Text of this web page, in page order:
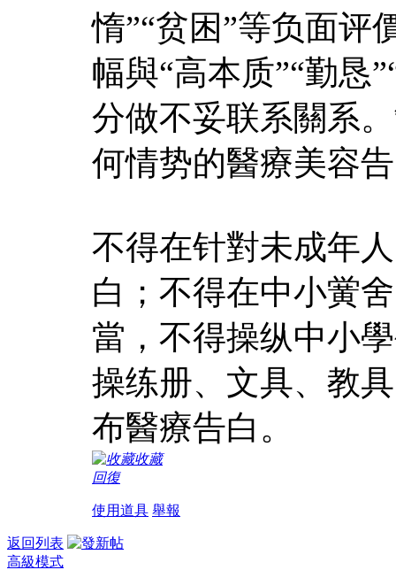
惰”“贫困”等负面评
幅與“高本质”“勤恳
分做不妥联系關系
何情势的醫療美容
不得在针對未成年
白；不得在中小黉
當，不得操纵中小
操练册、文具、教
布醫療告白。
收藏
回復
使用道具 舉報
返回列表
高級模式